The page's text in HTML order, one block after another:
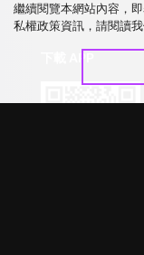
繼續閱覽本網站內容，
私權政策資訊，請閱讀